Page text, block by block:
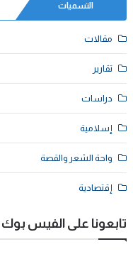
التسميات
مقالات
تقارير
دراسات
إسلامية
واحة الشعر والقصة
إقتصادية
تابعونا على الفيس بوك